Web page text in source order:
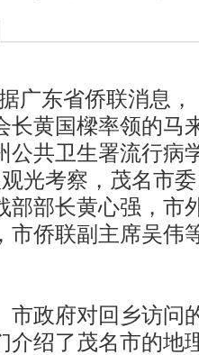
东省侨联消息，
长黄国樑率领的马
公共卫生署流行病
光考察，茂名市
部部长黄心强，市
市侨联副主席吴伟
政府对回乡访问
介绍了茂名市的地